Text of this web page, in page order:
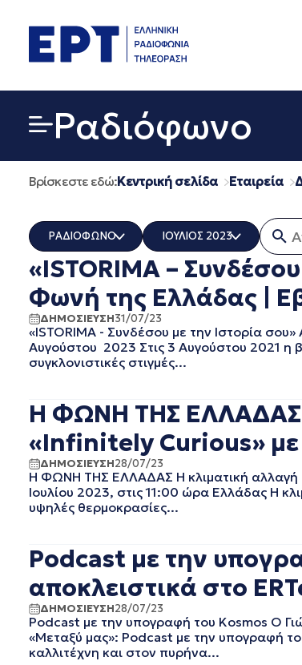
περιεχόμενο
Ραδιόφωνο
Βρίσκεστε εδώ:Κεντρική σελίδα Εταιρεία
ΡΑΔΙΟΦΩΝΟ
ΟΛΑ
ERT COSMOS
ERTECHO
ERTFLIX
EUROVISION - EBU
EΡΤ1
EΡΤNEWS
ΑΘΛΗΤΙΚΑ
ΓΕΝΙΚΗ
ΓΡΑΦΕΙΟ ΤΥΠΟΥ ΕΡΤ
ΚΙΝΗΜΑΤΟΓΡΑΦΙΚΕΣ
ΤΑΙΝΙΕΣ
ΤΗΛΕΟΡΑΣΗ
ΙΟΥΛΙΟΣ 2023
ΟΛΑ
ΔΕΚΕΜΒΡΙΟΣ 2025
ΝΟΕΜΒΡΙΟΣ 2025
ΟΚΤΩΒΡΙΟΣ 2025
ΣΕΠΤΕΜΒΡΙΟΣ 2025
ΑΥΓΟΥΣΤΟΣ 2025
ΜΑΙΟΣ 2025
ΑΠΡΙΛΙΟΣ 2025
ΜΑΡΤΙΟΣ 2025
ΦΕΒΡΟΥΑΡΙΟΣ 2025
ΙΑΝΟΥΑΡΙΟΣ 2025
ΔΕΚΕΜΒΡΙΟΣ 2024
ΣΕΠΤΕΜΒΡΙΟΣ 2024
ΑΥΓΟΥΣΤΟΣ 2024
ΙΟΥΛΙΟΣ 2024
ΙΟΥΝΙΟΣ 2024
ΜΑΙΟΣ 2024
ΑΠΡΙΛΙΟΣ 2024
«ISTORIMA –
Φωνή της Ελλάδας |
ΔΗΜΟΣΙΕΥΣΗ31/07/23
«ISTORIMA - Συνδέσου με την Ιστορία
Αυγούστου 2023 Στις 3 Αυγούστου 2021 η
συγκλονιστικές στιγμές...
Η ΦΩΝΗ ΤΗΣ ΕΛΛΑΔΑΣ
«Infinitely Curious» με
ΔΗΜΟΣΙΕΥΣΗ28/07/23
Η ΦΩΝΗ ΤΗΣ ΕΛΛΑΔΑΣ Η κλιματική αλλαγή
Ιουλίου 2023, στις 11:00 ώρα Ελλάδας Η
υψηλές θερμοκρασίες...
Podcast με την
αποκλειστικά στο
ΔΗΜΟΣΙΕΥΣΗ28/07/23
Podcast με την υπογραφή του Kosmos Ο
«Μεταξύ μας»: Podcast με την υπογραφή
καλλιτέχνη και στον πυρήνα...